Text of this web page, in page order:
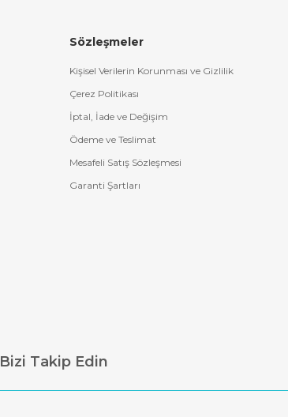
Sözleşmeler
Kişisel Verilerin Korunması ve Gizlilik
Çerez Politikası
İptal, İade ve Değişim
Ödeme ve Teslimat
Mesafeli Satış Sözleşmesi
Garanti Şartları
Bizi Takip Edin